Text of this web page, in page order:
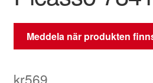
Meddela när produkten
kr569